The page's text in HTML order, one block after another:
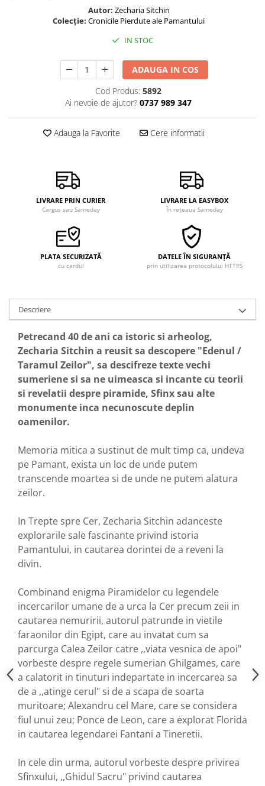
Autor: Zecharia Sitchin
Colecție: Cronicile Pierdute ale Pamantului
IN STOC
ADAUGA IN COS
Cod Produs: 5892
Ai nevoie de ajutor? 0737 989 347
Adauga la Favorite Cere informatii
LIVRARE PRIN CURIER
Cargus sau Sameday
LIVRARE LA EASYBOX
În rețeaua Sameday
PLATA SECURIZATĂ
cu cardul
DATELE ÎN SIGURANȚĂ
prin utilizarea protocolului HTTPS
Descriere
Petrecand 40 de ani ca istoric si arheolog,
Zecharia Sitchin a reusit sa descopere "Edenul /
Taramul Zeilor", sa descifreze texte vechi
sumeriene si sa ne uimeasca si incante cu teorii
si revelatii despre piramide, Sfinx sau alte
monumente inca necunoscute deplin
oamenilor.
Memoria mitica a sustinut de mult timp ca, undeva
pe Pamant, exista un loc de unde putem
transcende moartea si de unde ne putem alatura
zeilor.
In Trepte spre Cer, Zecharia Sitchin adanceste
explorarile sale fascinante privind istoria
Pamantului, in cautarea dorintei de a reveni la
divin.
Combinand enigma Piramidelor cu legendele
incercarilor umane de a urca la Cer precum zeii in
cautarea nemuririi, autorul patrunde in vietile
faraonilor din Egipt, care au invatat cum sa
parcurga Calea Zeilor catre ,,viata vesnica de apoi"
vorbeste despre regele sumerian Ghilgames, care
a calatorit in tinuturi indepartate in incercarea sa
de a ,,atinge cerul" si de a scapa de soarta
muritoare; Alexandru cel Mare, care se considera
fiul unui zeu; Ponce de Leon, care a explorat Florida
in cautarea legendarei Fantani a Tineretii.
In cele din urma, autorul vorbeste despre privirea
Sfinxului, ,,Ghidul Sacru" privind cautarea